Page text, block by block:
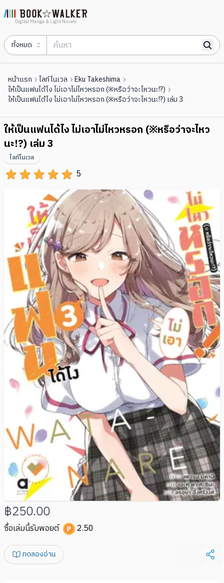
Digital Manga & Light Novels
ทั้งหมด
หน้าแรก ไลท์โนเวล
Eku Takeshima
ให้เป็นแฟนได้ไง ไม่เอาไม่ไหวหรอก (※หรือว่าจะไหวนะ!?)
ให้เป็นแฟนได้ไง ไม่เอาไม่ไหวหรอก (※หรือว่าจะไหวนะ!?) เล่ม 3
ให้เป็นแฟนได้ไง ไม่เอาไม่ไหวหรอก (※หรือว่าจะไหว
นะ!?) เล่ม 3
5
ไลท์โนเวล
฿250.00
ซื้อเล่มนี้รับพอยต์ 2.50
ทดลองอ่าน